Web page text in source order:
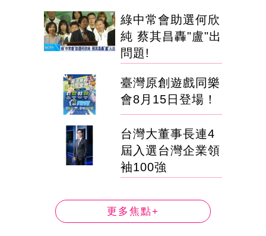
綠中常會助選何欣
純 蔡其昌轟"盧"出
問題!
臺灣原創遊戲同樂
會8月15日登場！
台灣大董事長連4
屆入選台灣企業領
袖100強
更多焦點+